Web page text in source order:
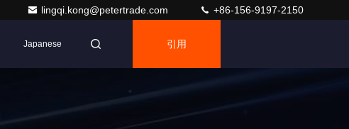
lingqi.kong@petertrade.com +86-156-9197-2150
Japanese 引用